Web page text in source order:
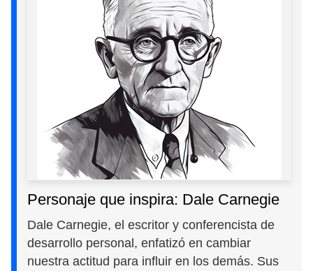
Personaje que inspira: Dale Carnegie
Dale Carnegie, el escritor y conferencista de
desarrollo personal, enfatizó en cambiar
nuestra actitud para influir en los demás. Sus